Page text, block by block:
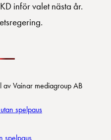
inför valet nästa år.
Vainar mediagroup AB
spelpaus
spelpaus